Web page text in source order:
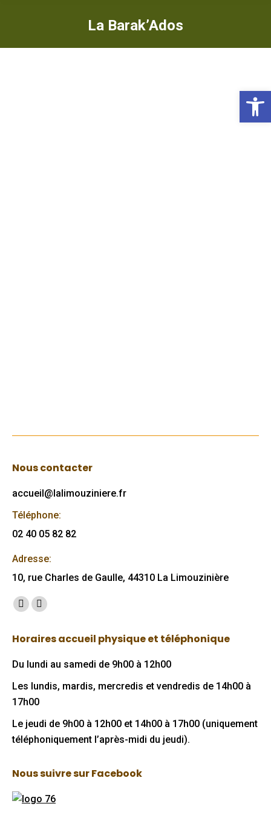
La Barak’Ados
Nous contacter
accueil@lalimouziniere.fr
Téléphone:
02 40 05 82 82
Adresse:
10, rue Charles de Gaulle, 44310 La Limouzinière
Trouvez nous sur :
Facebook
opens
in
window
Mail
opens
in
window
Horaires accueil physique et téléphonique
Du lundi au samedi de 9h00 à 12h00
Les lundis, mardis, mercredis et vendredis de 14h00 à
17h00
Le jeudi de 9h00 à 12h00 et 14h00 à 17h00 (uniquement
téléphoniquement l’après-midi du jeudi).
Nous suivre sur Facebook